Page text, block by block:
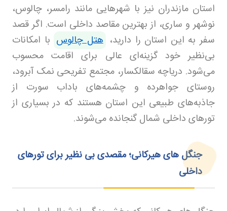
استان مازندران نیز با شهرهایی مانند رامسر، چالوس،
نوشهر و ساری، از بهترین مقاصد داخلی است. اگر قصد
سفر به این استان را دارید، هتل چالوس با امکانات
بی‌نظیر خود گزینه‌ای عالی برای اقامت محسوب
می‌شود. دریاچه سقالکسار، مجتمع تفریحی نمک آبرود،
روستای جواهرده و چشمه‌های باداب سورت از
جاذبه‌های طبیعی این استان هستند که در بسیاری از
تورهای داخلی شمال گنجانده می‌شوند.
جنگل‌ های هیرکانی؛ مقصدی بی‌ نظیر برای تورهای
داخلی